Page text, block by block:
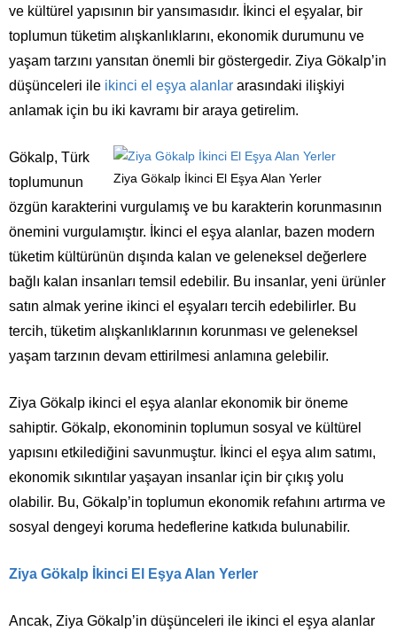
ve kültürel yapısının bir yansımasıdır. İkinci el eşyalar, bir
toplumun tüketim alışkanlıklarını, ekonomik durumunu ve
yaşam tarzını yansıtan önemli bir göstergedir. Ziya Gökalp’in
düşünceleri ile ikinci el eşya alanlar arasındaki ilişkiyi
anlamak için bu iki kavramı bir araya getirelim.
Ziya Gökalp İkinci El Eşya Alan Yerler
Gökalp, Türk
toplumunun
özgün karakterini vurgulamış ve bu karakterin korunmasının
önemini vurgulamıştır. İkinci el eşya alanlar, bazen modern
tüketim kültürünün dışında kalan ve geleneksel değerlere
bağlı kalan insanları temsil edebilir. Bu insanlar, yeni ürünler
satın almak yerine ikinci el eşyaları tercih edebilirler. Bu
tercih, tüketim alışkanlıklarının korunması ve geleneksel
yaşam tarzının devam ettirilmesi anlamına gelebilir.
Ziya Gökalp ikinci el eşya alanlar ekonomik bir öneme
sahiptir. Gökalp, ekonominin toplumun sosyal ve kültürel
yapısını etkilediğini savunmuştur. İkinci el eşya alım satımı,
ekonomik sıkıntılar yaşayan insanlar için bir çıkış yolu
olabilir. Bu, Gökalp’in toplumun ekonomik refahını artırma ve
sosyal dengeyi koruma hedeflerine katkıda bulunabilir.
Ziya Gökalp İkinci El Eşya Alan Yerler
Ancak, Ziya Gökalp’in düşünceleri ile ikinci el eşya alanlar